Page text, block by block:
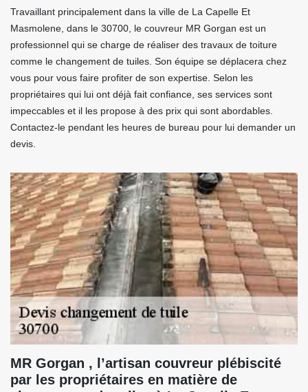
Travaillant principalement dans la ville de La Capelle Et
Masmolene, dans le 30700, le couvreur MR Gorgan est un
professionnel qui se charge de réaliser des travaux de toiture
comme le changement de tuiles. Son équipe se déplacera chez
vous pour vous faire profiter de son expertise. Selon les
propriétaires qui lui ont déjà fait confiance, ses services sont
impeccables et il les propose à des prix qui sont abordables.
Contactez-le pendant les heures de bureau pour lui demander un
devis.
MR Gorgan , l’artisan couvreur plébiscité
par les propriétaires en matière de